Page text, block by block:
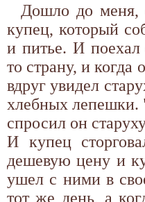
Дошло до меня,
купец, который
и питье. И
то страну, и когда
вдруг увидел
хлебных
спросил он
И купец
дешевую цену и
ушел с ними в
тот же день, а